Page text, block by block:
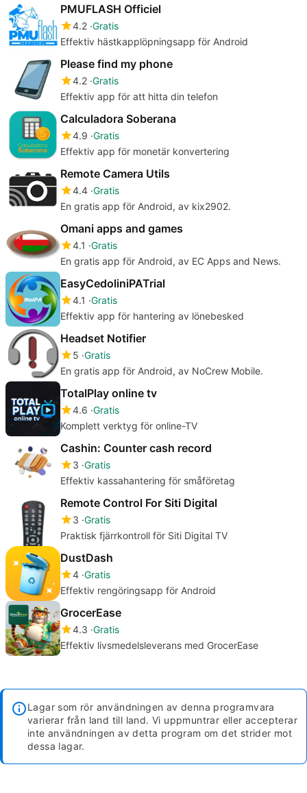
PMUFLASH Officiel
4.2 Gratis
Effektiv hästkapplöpningsapp för Android
Please find my phone
4.2 Gratis
Effektiv app för att hitta din telefon
Calculadora Soberana
4.9 Gratis
Effektiv app för monetär konvertering
Remote Camera Utils
4.4 Gratis
En gratis app för Android, av kix2902.
Omani apps and games
4.1 Gratis
En gratis app för Android, av EC Apps and News.
EasyCedoliniPATrial
4.1 Gratis
Effektiv app för hantering av lönebesked
Headset Notifier
5 Gratis
En gratis app för Android, av NoCrew Mobile.
TotalPlay online tv
4.6 Gratis
Komplett verktyg för online-TV
Cashin: Counter cash record
3 Gratis
Effektiv kassahantering för småföretag
Remote Control For Siti Digital
3 Gratis
Praktisk fjärrkontroll för Siti Digital TV
DustDash
4 Gratis
Effektiv rengöringsapp för Android
GrocerEase
4.3 Gratis
Effektiv livsmedelsleverans med GrocerEase
Lagar som rör användningen av denna programvara
varierar från land till land. Vi uppmuntrar eller accepterar
inte användningen av detta program om det strider mot
dessa lagar.